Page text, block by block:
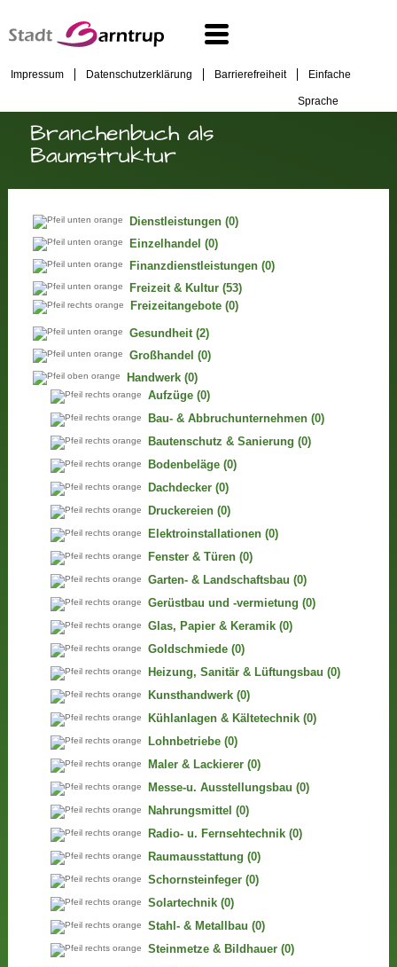
Impressum Datenschutzerklärung Barrierefreiheit Einfache
Sprache
Branchenbuch als
Baumstruktur
Dienstleistungen (0)
Einzelhandel (0)
Finanzdienstleistungen (0)
Freizeit & Kultur (53)
Freizeitangebote (0)
Gesundheit (2)
Großhandel (0)
Handwerk (0)
Aufzüge (0)
Bau- & Abbruchunternehmen (0)
Bautenschutz & Sanierung (0)
Bodenbeläge (0)
Dachdecker (0)
Druckereien (0)
Elektroinstallationen (0)
Fenster & Türen (0)
Garten- & Landschaftsbau (0)
Gerüstbau und -vermietung (0)
Glas, Papier & Keramik (0)
Goldschmiede (0)
Heizung, Sanitär & Lüftungsbau (0)
Kunsthandwerk (0)
Kühlanlagen & Kältetechnik (0)
Lohnbetriebe (0)
Maler & Lackierer (0)
Messe-u. Ausstellungsbau (0)
Nahrungsmittel (0)
Radio- u. Fernsehtechnik (0)
Raumausstattung (0)
Schornsteinfeger (0)
Solartechnik (0)
Stahl- & Metallbau (0)
Steinmetze & Bildhauer (0)